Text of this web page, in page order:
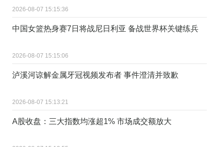
2026-08-07 15:15:36
中国女篮热身赛7日将战尼日利亚 备战世界杯关键练兵
2026-08-07 15:15:06
泸溪河谅解金属牙冠视频发布者 事件澄清并致歉
2026-08-07 15:13:21
A股收盘：三大指数均涨超1% 市场成交额放大